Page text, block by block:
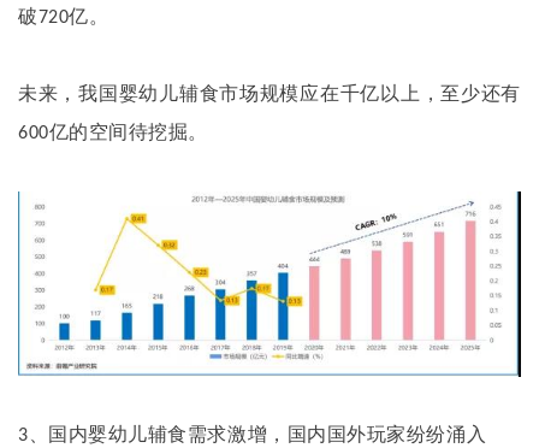
破 720亿。
未来，我国婴幼儿辅食市场规模应在千亿以上，至少还有
600亿的空间待挖掘。
3 、国内婴幼儿辅食需求激增，国内国外玩家纷纷涌入